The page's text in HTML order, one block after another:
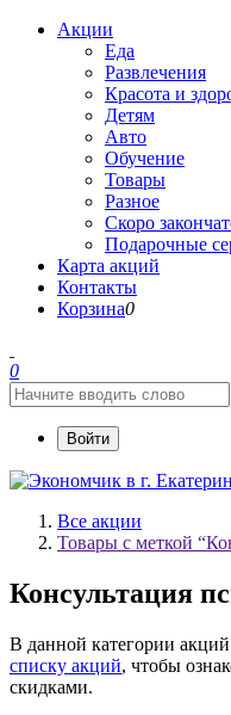
Акции
Еда
Развлечения
Красота и
Детям
Авто
Обучение
Товары
Разное
Скоро
Подарочные
Карта акций
Контакты
Корзина0
0
Войти
Все акции
Товары с меткой
Консультация
В данной категории
списку акций, чтобы
скидками.